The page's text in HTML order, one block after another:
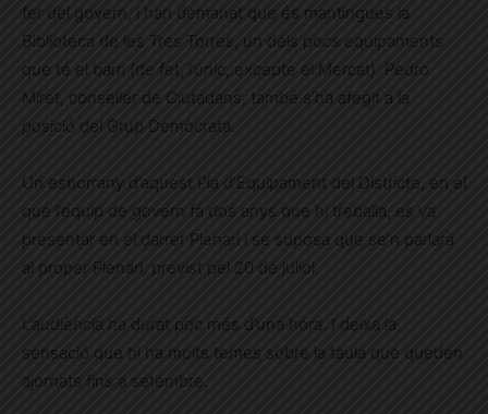
fer del govern, i han demanat que és mantingues la
Biblioteca de les Tres Torres, un dels pocs equipaments
que té el barri (de fet, l’únic, excepte el Mercat). Pedro
Miret, conseller de Ciutadans, també s’ha afegit a la
posició del Grup Demòcrata.
Un esborrany d’aquest Pla d’Equipament del Districte, en el
que l’equip de govern fa dos anys que hi treballa, es va
presentar en el darrer Plenari i se suposa que se’n parlarà
al proper Plenari, previst pel 20 de juliol.
L’audiència ha durat poc més d’una hora. I deixa la
sensació que hi ha molts temes sobre la taula que queden
ajornats fins a setembre.